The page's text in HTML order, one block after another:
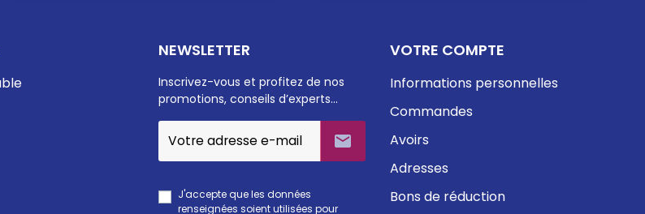
NEWSLETTER
Inscrivez-vous et profitez de nos
promotions, conseils d’experts…

J'accepte que les données
renseignées soient utilisées pour
VOTRE COMPTE
Informations personnelles
Commandes
Avoirs
Adresses
Bons de réduction